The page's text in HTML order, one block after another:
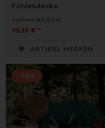
Fohlendecke
vorher 83,95 €
75,55 € *
ARTIKEL MERKEN
-13%